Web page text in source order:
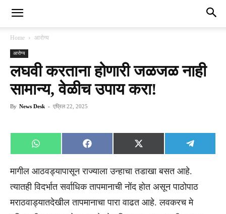
Home आरोग्य
आरोग्य
लघवी करताना होणारी जळजळ नाही
सामान्य, वेळीच उपाय करा!
By News Desk - एप्रिल 22, 2025
Share
on
WhatsApp
Share
on
Facebook
Share
on
X
(Twitter)
Share
on
मागील आठवड्यापासून राज्याला उन्हाचा तडाखा बसत आहे.
त्यातही विदर्भात सर्वाधिक तापमानाची नोंद होत असून पाठोपाठ
मराठवाड्यातदेखील तापमानाचा पारा वाढत आहे. लवकरच मे